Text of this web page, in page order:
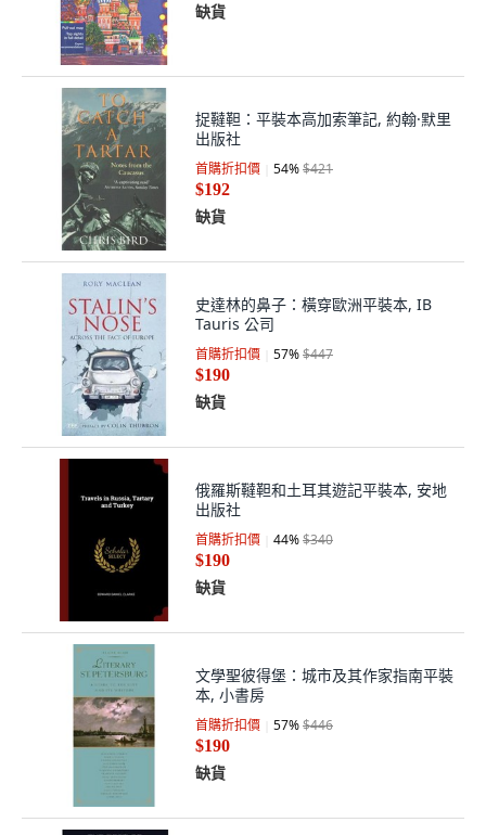
缺貨
捉韃靼：平裝本高加索筆記, 約翰·默里
出版社
首購折扣價 54%$421
$192
缺貨
史達林的鼻子：橫穿歐洲平裝本, IB
Tauris 公司
首購折扣價 57%$447
$190
缺貨
俄羅斯韃靼和土耳其遊記平裝本, 安地
出版社
首購折扣價 44%$340
$190
缺貨
文學聖彼得堡：城市及其作家指南平裝
本, 小書房
首購折扣價 57%$446
$190
缺貨